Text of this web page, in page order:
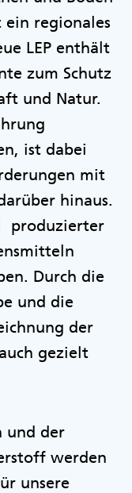
ein regionales
LEP enthält
zum Schutz
und Natur.
ist dabei
mit
hinaus.
produzierter
Durch die
und die
der
gezielt
und der
werden
unsere